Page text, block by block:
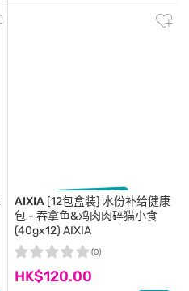
AIXIA [12包盒装] 水份补给健康
包 - 吞拿鱼&鸡肉肉碎猫小食
(40gx12) AIXIA
HK$120.00
(0)